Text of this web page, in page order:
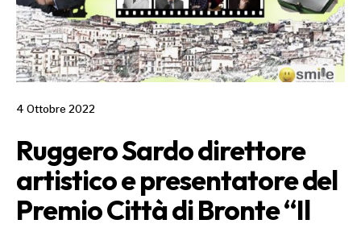
4 Ottobre 2022
Ruggero Sardo direttore
artistico e presentatore del
Premio Città di Bronte “Il